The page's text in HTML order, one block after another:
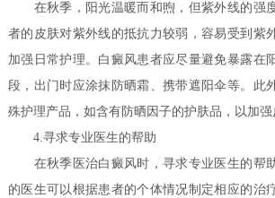
在秋季，阳光温暖而和煦，但紫外线的强
者的皮肤对紫外线的抵抗力较弱，容易受到紫
加强日常护理。白癜风患者应尽量避免暴露在
段，出门时应涂抹防晒霜、携带遮阳伞等。此
殊护理产品，如含有防晒因子的护肤品，以加强
4.寻求专业医生的帮助
在秋季医治白癜风时，寻求专业医生的帮
的医生可以根据患者的个体情况制定相应的治